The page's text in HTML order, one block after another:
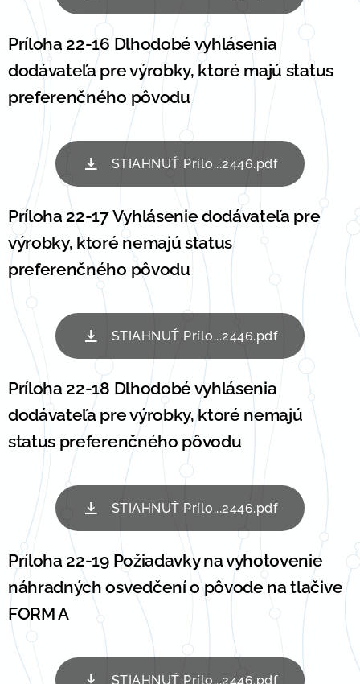
Príloha 22-16 Dlhodobé vyhlásenia
dodávateľa pre výrobky, ktoré majú status
preferenčného pôvodu
STIAHNUŤ Prílo...2446.pdf
Príloha 22-17 Vyhlásenie dodávateľa pre
výrobky, ktoré nemajú status
preferenčného pôvodu
STIAHNUŤ Prílo...2446.pdf
Príloha 22-18 Dlhodobé vyhlásenia
dodávateľa pre výrobky, ktoré nemajú
status preferenčného pôvodu
STIAHNUŤ Prílo...2446.pdf
Príloha 22-19 Požiadavky na vyhotovenie
náhradných osvedčení o pôvode na tlačive
FORM A
STIAHNUŤ Prílo...2446.pdf